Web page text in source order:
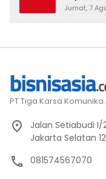
Jumat, 7
PT Tiga Karsa Komunika.
Jalan Setiabudi
Jakarta Selatan
081574567070